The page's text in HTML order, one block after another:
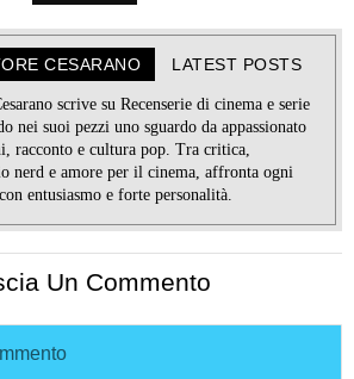
CESARANO LATEST POSTS
scrive su Recenserie di cinema e serie
nei suoi pezzi uno sguardo da appassionato
racconto e cultura pop. Tra critica,
nerd e amore per il cinema, affronta ogni
entusiasmo e forte personalità.
Un Commento